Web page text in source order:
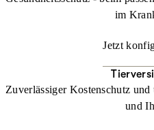
im
Jetzt
Zuverlässiger Kostenschutz
und